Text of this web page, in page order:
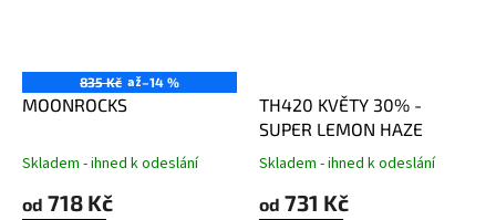
835 Kč až–14 %
MOONROCKS
Skladem - ihned k odeslání
od 718 Kč
TH420 KVĚTY 30% -
SUPER LEMON HAZE
Skladem - ihned k odeslání
od 731 Kč